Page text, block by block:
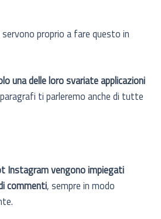
proprio a fare questo in
una delle loro svariate applicazioni
ti parleremo anche di tutte
Instagram vengono impiegati
commenti, sempre in modo